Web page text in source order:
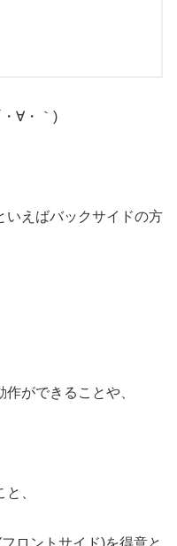
∀・｀)
いえばバックサイドの方
ができることや、
、
ロントサイド)を得意と